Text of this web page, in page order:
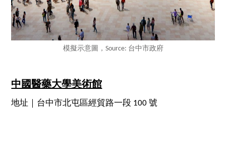
模擬示意圖，Source: 台中市政府
中國醫藥大學美術館
地址｜台中市北屯區經貿路一段 100 號